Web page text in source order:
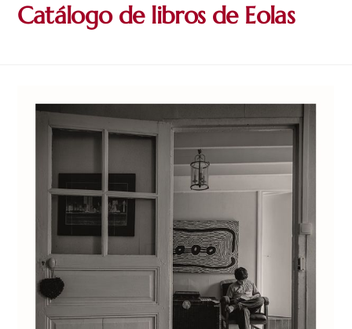
Catálogo de libros de Eolas